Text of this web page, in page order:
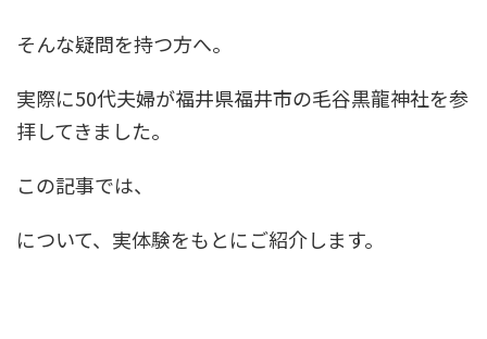
そんな疑問を持つ方へ。
実際に50代夫婦が福井県福井市の毛谷黒龍神社を参
拝してきました。
この記事では、
について、実体験をもとにご紹介します。